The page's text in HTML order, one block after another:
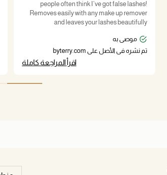
people often think I’ve got false lashes!
Removes easily with any make up remover
and leaves your lashes beautifully
موصى به
تم نشره في الأصل على byterry.com
اقرأ المراجعة كاملة